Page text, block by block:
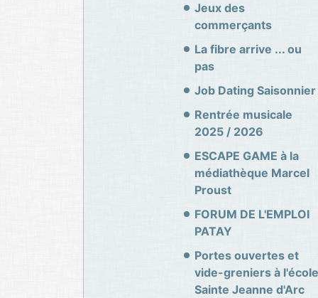
Jeux des
commerçants
La fibre arrive ... ou
pas
Job Dating Saisonnier
Rentrée musicale
2025 / 2026
ESCAPE GAME à la
médiathèque Marcel
Proust
FORUM DE L'EMPLOI
PATAY
Portes ouvertes et
vide-greniers à l'école
Sainte Jeanne d'Arc